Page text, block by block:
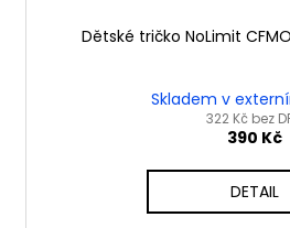
Dětské tričko NoLimit
Skladem v
322 Kč bez
390 Kč
DETAIL